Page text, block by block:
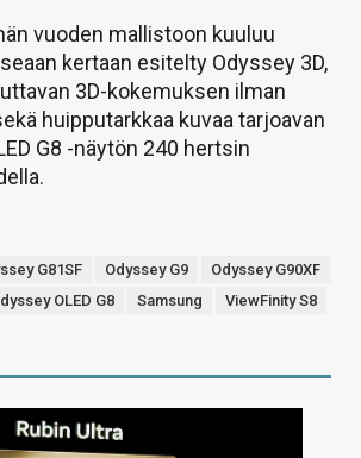
vuoden mallistoon kuuluu
kertaan esitelty Odyssey 3D,
3D-kokemuksen ilman
huipputarkkaa kuvaa tarjoavan
G8 -näytön 240 hertsin
G81SF Odyssey G9
Odyssey G90XF
OLED G8 Samsung
ViewFinity S8